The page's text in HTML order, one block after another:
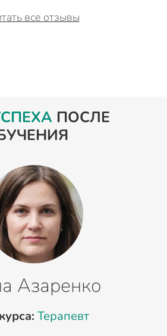
все отзывы
ПОСЛЕ
Азаренко
Терапевт